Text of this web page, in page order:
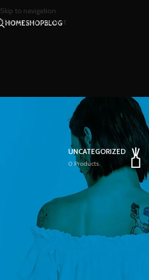
Skip to navigation
Skip to main content
HOMESHOPBLOG
UNCATEGORIZED
0 Products